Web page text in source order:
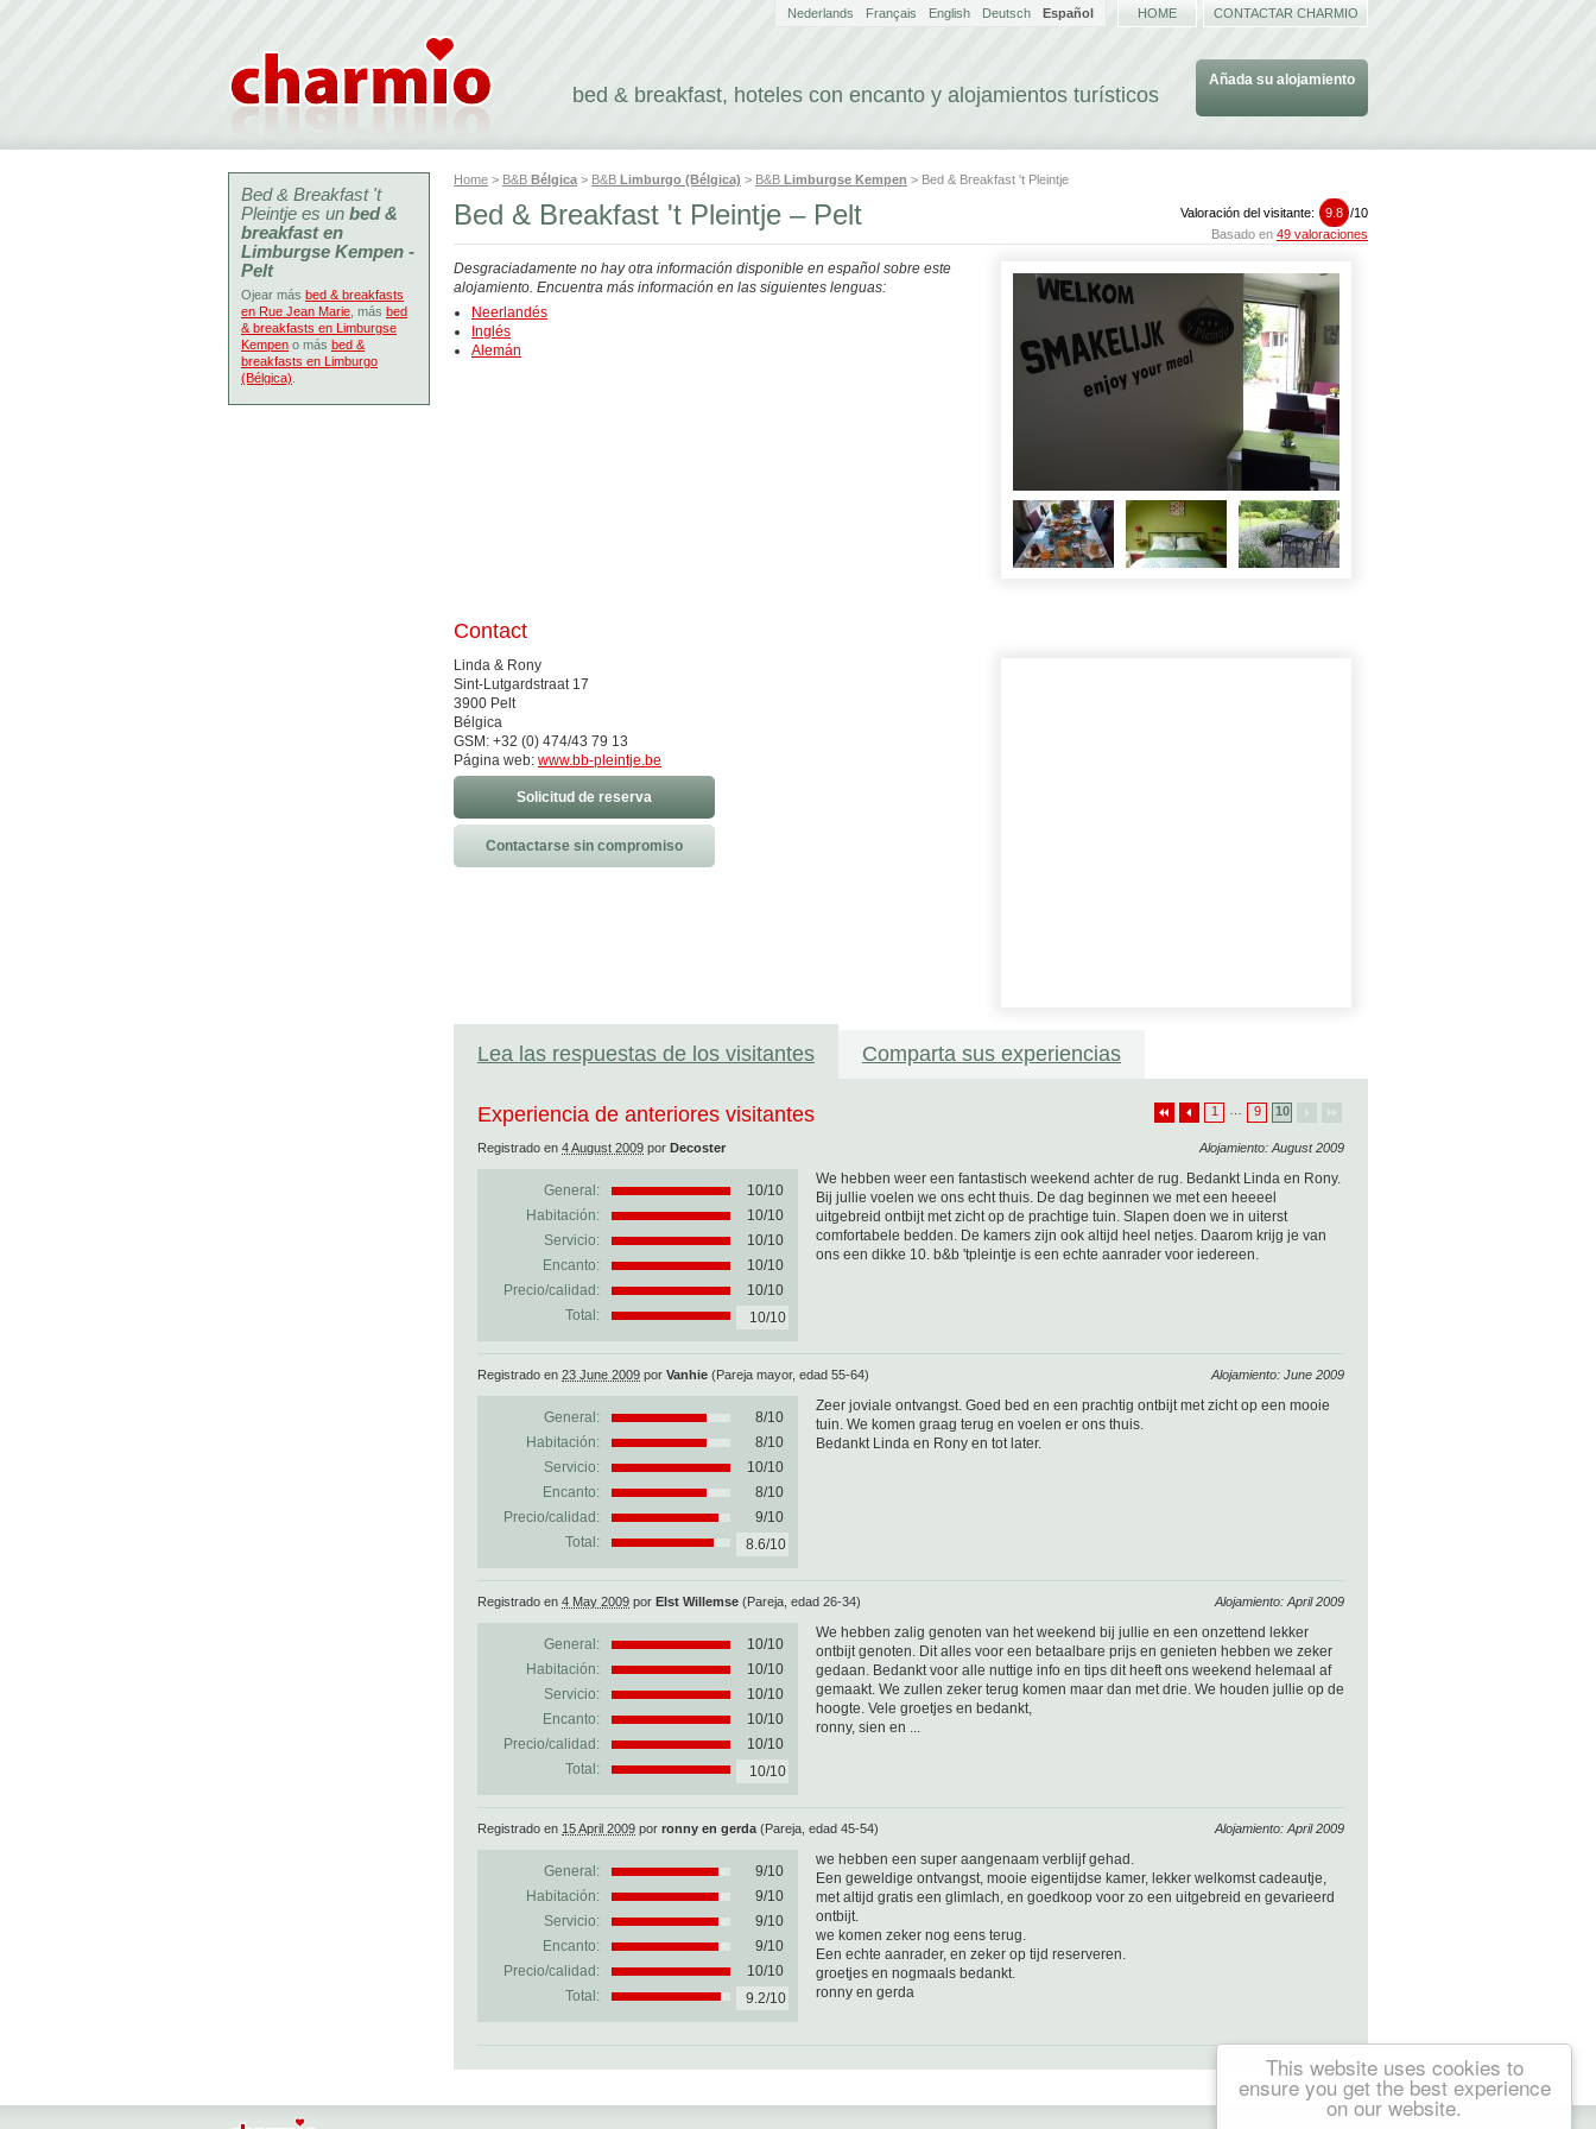
This website uses cookies to
ensure you get the best experience
on our website.
bed & breakfast, hoteles con encanto y alojamientos turísticos
Añada su alojamiento
Nederlands Français English Deutsch Español HOME CONTACTAR CHARMIO
Home > B&B Bélgica > B&B Limburgo (Bélgica) > B&B Limburgse Kempen > Bed & Breakfast 't Pleintje
Valoración del visitante: 9.8 /10
Basado en 49 valoraciones
Bed & Breakfast 't Pleintje – Pelt
Desgraciadamente no hay otra información disponible en español sobre este
alojamiento. Encuentra más información en las siguientes lenguas:
Neerlandés
Inglés
Alemán
Contact
Linda & Rony
Sint-Lutgardstraat 17
3900 Pelt
Bélgica
GSM: +32 (0) 474/43 79 13
Página web: www.bb-pleintje.be
Solicitud de reserva
Contactarse sin compromiso
Lea las respuestas de los visitantes Comparta sus experiencias
1 9 10
Experiencia de anteriores visitantes
Alojamiento: August 2009
Registrado en 4 August 2009 por Decoster
General: 10/10
Habitación:
10/10
Servicio:
10/10
Encanto:
10/10
Precio/calidad:
10/10
Total:
10/10
We hebben weer een fantastisch weekend achter de rug. Bedankt Linda en Rony.
Bij jullie voelen we ons echt thuis. De dag beginnen we met een heeeel
uitgebreid ontbijt met zicht op de prachtige tuin. Slapen doen we in uiterst
comfortabele bedden. De kamers zijn ook altijd heel netjes. Daarom krijg je van
ons een dikke 10. b&b 'tpleintje is een echte aanrader voor iedereen.
Alojamiento: June 2009
Registrado en 23 June 2009 por Vanhie (Pareja mayor, edad 55-64)
General: 8/10
Habitación:
8/10
Servicio:
10/10
Encanto:
8/10
Precio/calidad:
9/10
Total:
8.6/10
Zeer joviale ontvangst. Goed bed en een prachtig ontbijt met zicht op een mooie
tuin. We komen graag terug en voelen er ons thuis.
Bedankt Linda en Rony en tot later.
Alojamiento: April 2009
Registrado en 4 May 2009 por Elst Willemse (Pareja, edad 26-34)
General: 10/10
Habitación:
10/10
Servicio:
10/10
Encanto:
10/10
Precio/calidad:
10/10
Total:
10/10
We hebben zalig genoten van het weekend bij jullie en een onzettend lekker
ontbijt genoten. Dit alles voor een betaalbare prijs en genieten hebben we zeker
gedaan. Bedankt voor alle nuttige info en tips dit heeft ons weekend helemaal af
gemaakt. We zullen zeker terug komen maar dan met drie. We houden jullie op de
hoogte. Vele groetjes en bedankt,
ronny, sien en ...
Alojamiento: April 2009
Registrado en 15 April 2009 por ronny en gerda (Pareja, edad 45-54)
General: 9/10
Habitación:
9/10
Servicio:
9/10
Encanto:
9/10
Precio/calidad:
10/10
Total:
9.2/10
we hebben een super aangenaam verblijf gehad.
Een geweldige ontvangst, mooie eigentijdse kamer, lekker welkomst cadeautje,
met altijd gratis een glimlach, en goedkoop voor zo een uitgebreid en gevarieerd
ontbijt.
we komen zeker nog eens terug.
Een echte aanrader, en zeker op tijd reserveren.
groetjes en nogmaals bedankt.
ronny en gerda
Bed & Breakfast 't
Pleintje es un bed &
breakfast en
Limburgse Kempen -
Pelt
Ojear más bed & breakfasts
en Rue Jean Marie , más bed
& breakfasts en Limburgse
Kempen o más bed &
breakfasts en Limburgo
(Bélgica)